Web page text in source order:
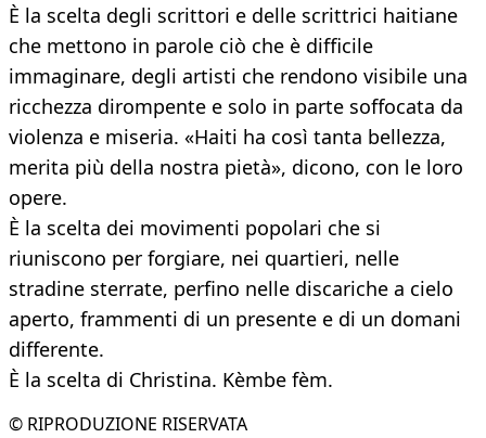
È la scelta degli scrittori e delle scrittrici haitiane
che mettono in parole ciò che è difficile
immaginare, degli artisti che rendono visibile una
ricchezza dirompente e solo in parte soffocata da
violenza e miseria. «Haiti ha così tanta bellezza,
merita più della nostra pietà», dicono, con le loro
opere.
È la scelta dei movimenti popolari che si
riuniscono per forgiare, nei quartieri, nelle
stradine sterrate, perfino nelle discariche a cielo
aperto, frammenti di un presente e di un domani
differente.
È la scelta di Christina. Kèmbe fèm.
© RIPRODUZIONE RISERVATA